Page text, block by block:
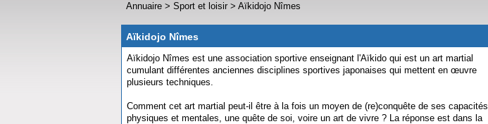
Annuaire > Sport et loisir > Aïkidojo Nîmes
Aïkidojo Nîmes
Aïkidojo Nîmes est une association sportive enseignant l'Aïkido qui est un art martial
cumulant différentes anciennes disciplines sportives japonaises qui mettent en œuvre
plusieurs techniques.
Comment cet art martial peut-il être à la fois un moyen de (re)conquête de ses capacités
physiques et mentales, une quête de soi, voire un art de vivre ? La réponse est dans la